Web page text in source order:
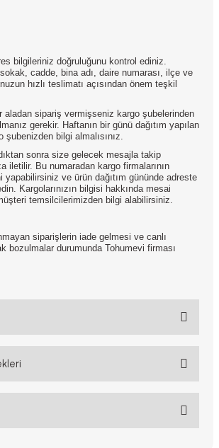
bilgileriniz doğruluğunu kontrol ediniz.
cadde, bina adı, daire numarası, ilçe ve
hızlı teslimatı açısından önem teşkil
aladan sipariş vermişseniz kargo şubelerinden
gerekir. Haftanın bir günü dağıtım yapılan
şubenizden bilgi almalısınız.
sonra size gelecek mesajla takip
iletilir. Bu numaradan kargo firmalarının
ve ürün dağıtım gününde adreste
Kargolarınızın bilgisi hakkında mesai
temsilcilerimizden bilgi alabilirsiniz.
siparişlerin iade gelmesi ve canlı
bozulmalar durumunda Tohumevi firması
Bu ürüne ilk yorumu siz yapın!